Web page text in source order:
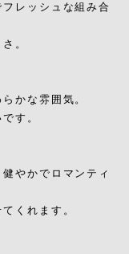
レッシュな組み合
。
かな雰囲気。
す。
やかでロマンティ
くれます。